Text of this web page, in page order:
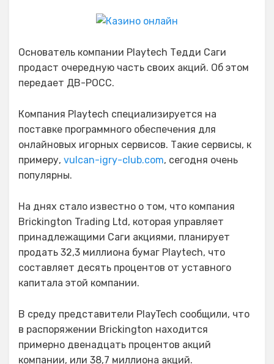
Основатель компании Playtech Тедди Саги
продаст очередную часть своих акций. Об этом
передает ДВ-РОСС.
Компания Playtech специализируется на
поставке программного обеспечения для
онлайновых игорных сервисов. Такие сервисы, к
примеру, vulcan-igry-club.com, сегодня очень
популярны.
На днях стало известно о том, что компания
Brickington Trading Ltd, которая управляет
принадлежащими Саги акциями, планирует
продать 32,3 миллиона бумаг Playtech, что
составляет десять процентов от уставного
капитала этой компании.
В среду представители PlayTech сообщили, что
в распоряжении Brickington находится
примерно двенадцать процентов акций
компании, или 38,7 миллиона акций.